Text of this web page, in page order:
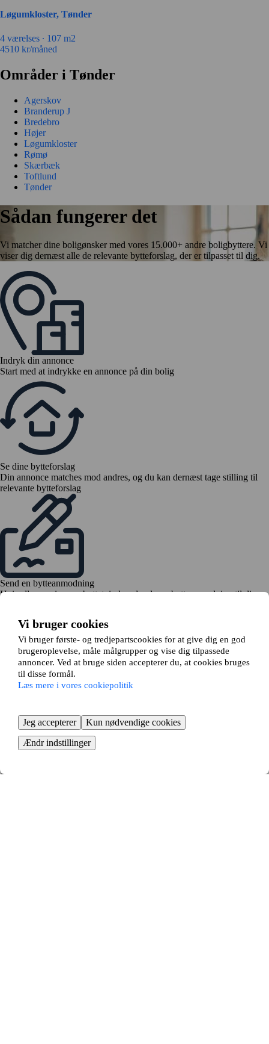
Vi bruger cookies
Vi bruger første- og tredjepartscookies for at give dig en god
brugeroplevelse, måle målgrupper og vise dig tilpassede
annoncer. Ved at bruge siden accepterer du, at cookies bruges
til disse formål.
Læs mere i vores cookiepolitik
Jeg accepterer
Kun nødvendige cookies
Ændr indstillinger
Løgumkloster, Tønder
4 værelses ∙ 107 m2
4510 kr/måned
Områder i Tønder
Agerskov
Branderup J
Bredebro
Højer
Løgumkloster
Rømø
Skærbæk
Toftlund
Tønder
Sådan fungerer det
Vi matcher dine boligønsker med vores 15.000+ andre boligbyttere. Vi
viser dig dernæst alle de relevante bytteforslag, der er tilpasset til dig.
Indryk din annonce
Start med at indrykke en annonce på din bolig
Se dine bytteforslag
Din annonce matches mod andres, og du kan dernæst tage stilling til
relevante bytteforslag
Send en bytteanmodning
Hvis alle er enige om byttet, indsender du en bytteanmodning til din
KOM I GANG GRATIS
Så nemt bytter du lejebolig i
lejlighedsbytte